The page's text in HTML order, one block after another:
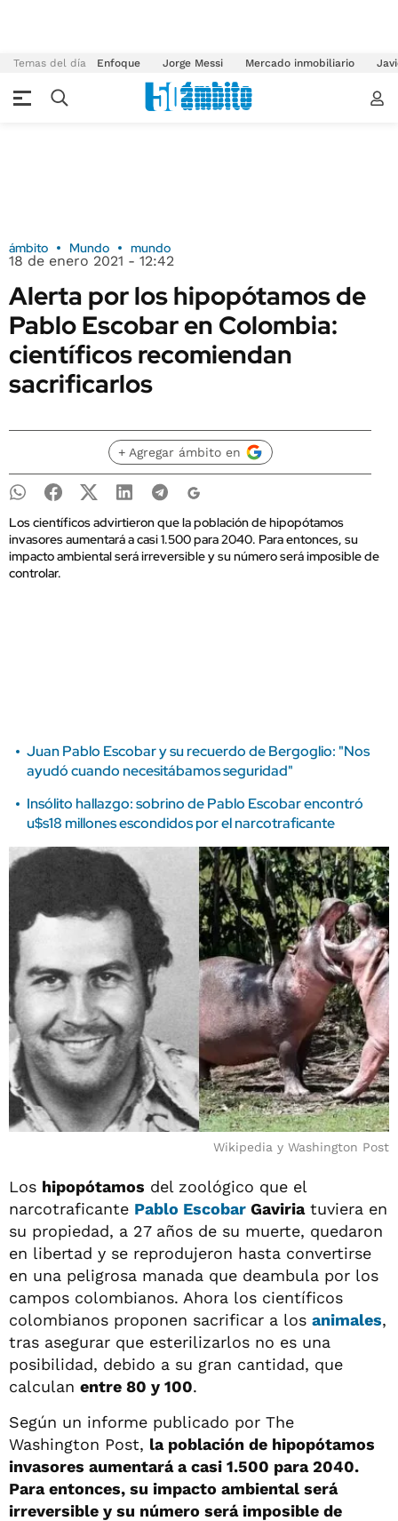
Temas del día Enfoque Jorge Messi Mercado inmobiliario
ámbito Mundo mundo
18 de enero 2021 - 12:42
Alerta por los hipopótamos de
Pablo Escobar en Colombia:
científicos recomiendan
sacrificarlos
+ Agregar ámbito en
Los científicos advirtieron que la población de hipopótamos
invasores aumentará a casi 1.500 para 2040. Para entonces, su
impacto ambiental será irreversible y su número será imposible de
controlar.
Juan Pablo Escobar y su recuerdo de Bergoglio: "Nos
ayudó cuando necesitábamos seguridad"
Insólito hallazgo: sobrino de Pablo Escobar encontró
u$s18 millones escondidos por el narcotraficante
Wikipedia y Washington Post
Los hipopótamos del zoológico que el
narcotraficante Pablo Escobar Gaviriatuviera en
su propiedad, a 27 años de su muerte, quedaron
en libertad y se reprodujeron hasta convertirse
en una peligrosa manada que deambula por los
campos colombianos. Ahora los científicos
colombianos proponen sacrificar a los animales,
tras asegurar que esterilizarlos no es una
posibilidad, debido a su gran cantidad, que
calculan entre 80 y 100.
Según un informe publicado por The
Washington Post, la población de hipopótamos
invasores aumentará a casi 1.500 para 2040.
Para entonces, su impacto ambiental será
irreversible y su número será imposible de